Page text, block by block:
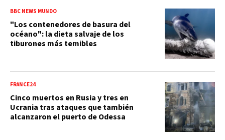
BBC NEWS MUNDO
"Los contenedores de basura del
océano": la dieta salvaje de los
tiburones más temibles
FRANCE24
Cinco muertos en Rusia y tres en
Ucrania tras ataques que también
alcanzaron el puerto de Odessa